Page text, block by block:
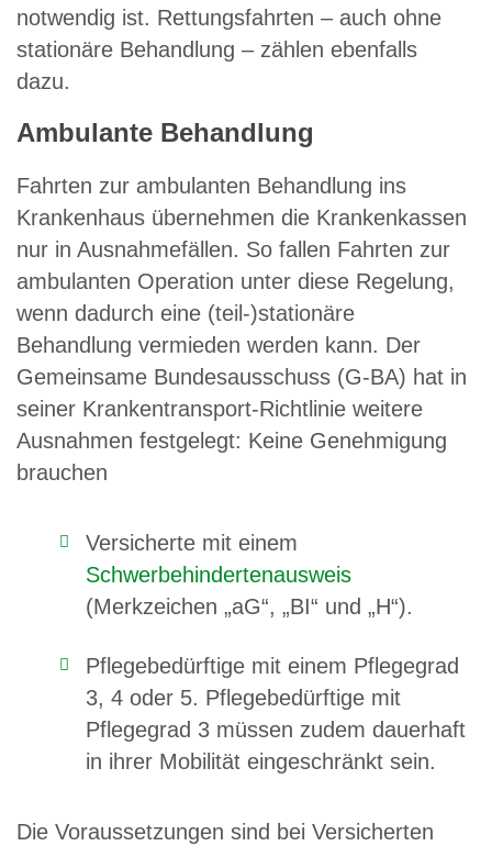
notwendig ist. Rettungsfahrten – auch ohne
stationäre Behandlung – zählen ebenfalls
dazu.
Ambulante Behandlung
Fahrten zur ambulanten Behandlung ins
Krankenhaus übernehmen die Krankenkassen
nur in Ausnahmefällen. So fallen Fahrten zur
ambulanten Operation unter diese Regelung,
wenn dadurch eine (teil-)stationäre
Behandlung vermieden werden kann. Der
Gemeinsame Bundesausschuss (G-BA) hat in
seiner Krankentransport-Richtlinie weitere
Ausnahmen festgelegt: Keine Genehmigung
brauchen
Versicherte mit einem
Schwerbehindertenausweis
(Merkzeichen „aG“, „BI“ und „H“).
Pflegebedürftige mit einem Pflegegrad
3, 4 oder 5. Pflegebedürftige mit
Pflegegrad 3 müssen zudem dauerhaft
in ihrer Mobilität eingeschränkt sein.
Die Voraussetzungen sind bei Versicherten